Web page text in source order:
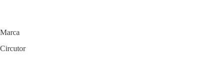
Marca
Circutor